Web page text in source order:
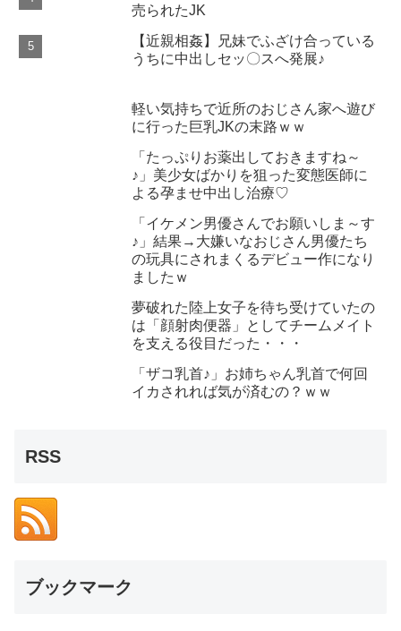
売られたJK
【近親相姦】兄妹でふざけ合っている
うちに中出しセッ〇スへ発展♪
軽い気持ちで近所のおじさん家へ遊び
に行った巨乳JKの末路ｗｗ
「たっぷりお薬出しておきますね～
♪」美少女ばかりを狙った変態医師に
よる孕ませ中出し治療♡
「イケメン男優さんでお願いしま～す
♪」結果→大嫌いなおじさん男優たち
の玩具にされまくるデビュー作になり
ましたｗ
夢破れた陸上女子を待ち受けていたの
は「顔射肉便器」としてチームメイト
を支える役目だった・・・
「ザコ乳首♪」お姉ちゃん乳首で何回
イカされれば気が済むの？ｗｗ
RSS
ブックマーク